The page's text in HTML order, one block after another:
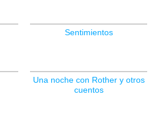
Sentimientos
Una noche con Rother y otros
cuentos